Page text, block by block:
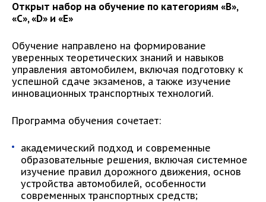
Открыт набор на обучение по категориям «В»,
«С»,«D» и «E»
Обучение направлено на формирование
уверенных теоретических знаний и навыков
управления автомобилем, включая подготовку к
успешной сдаче экзаменов, а также изучение
инновационных транспортных технологий.
Программа обучения сочетает:
академический подход и современные
образовательные решения, включая системное
изучение правил дорожного движения, основ
устройства автомобилей, особенности
современных транспортных средств;